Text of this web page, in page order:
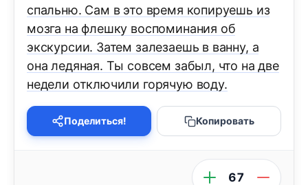
спальню. Сам в это время копируешь из
мозга на флешку воспоминания об
экскурсии. Затем залезаешь в ванну, а
она ледяная. Ты совсем забыл, что на две
недели отключили горячую воду.
Поделиться! Копировать
67